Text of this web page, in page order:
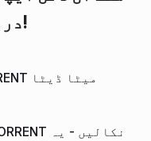
دریافت کریں!